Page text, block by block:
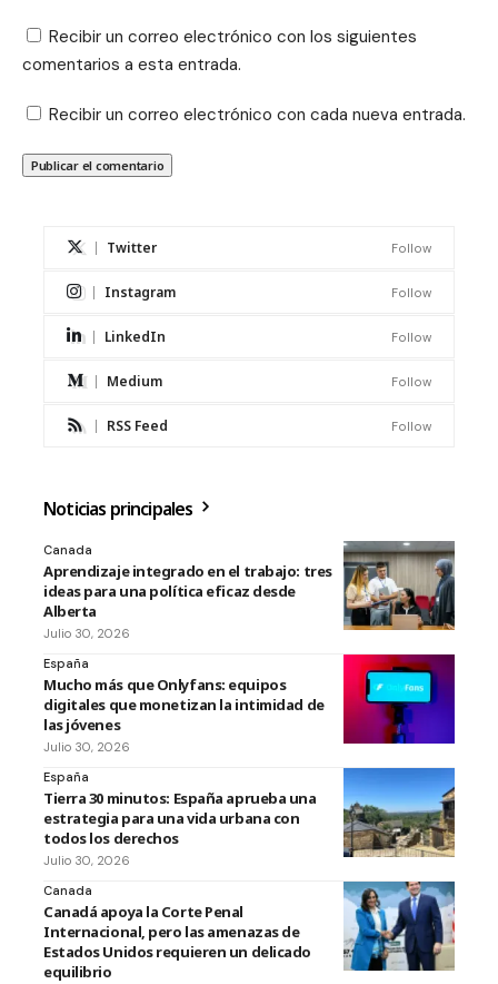
Recibir un correo electrónico con los siguientes
comentarios a esta entrada.
Recibir un correo electrónico con cada nueva entrada.
Twitter Follow
Instagram Follow
LinkedIn Follow
Medium Follow
RSS Feed Follow
Noticias principales
Canada
Aprendizaje integrado en el trabajo: tres
ideas para una política eficaz desde
Alberta
Julio 30, 2026
España
Mucho más que Onlyfans: equipos
digitales que monetizan la intimidad de
las jóvenes
Julio 30, 2026
España
Tierra 30 minutos: España aprueba una
estrategia para una vida urbana con
todos los derechos
Julio 30, 2026
Canada
Canadá apoya la Corte Penal
Internacional, pero las amenazas de
Estados Unidos requieren un delicado
equilibrio